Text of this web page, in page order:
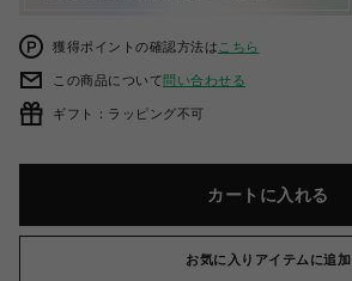
獲得ポイントの確認方法は こちら
この商品について問い合わせる
ギフト：ラッピング不可
カートに入れる
お気に入りアイテムに追加